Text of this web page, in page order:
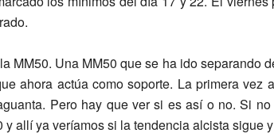
MM50. Una MM50 que se ha ido separando
ahora actúa como soporte. La primera vez
Pero hay que ver si es así o no. Si
y allí ya veríamos si la tendencia alcista sigue